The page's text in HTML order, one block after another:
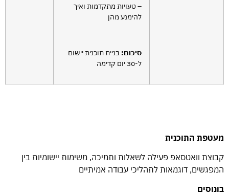
– טעויות מתקדמות ואיך
להימנע מהן
סיכום: בניית תוכנית יישום
ל-30 יום קדימה
מעטפת התוכנית
קבוצת וואטסאפ פעילה לשאלות ותמיכה, משימות יישומיות בין
המפגשים, דוגמאות לתהליכי עבודה אמיתיים
בונוסים